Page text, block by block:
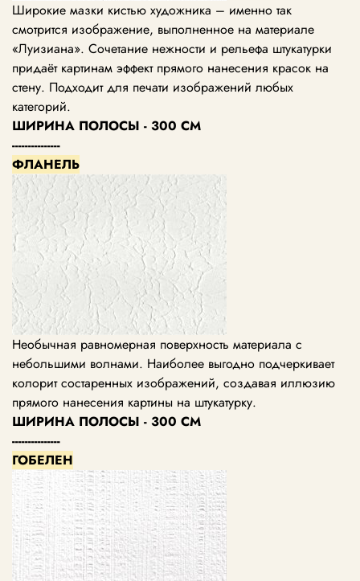
Широкие мазки кистью художника – именно так
смотрится изображение, выполненное на материале
«Луизиана». Сочетание нежности и рельефа штукатурки
придаёт картинам эффект прямого нанесения красок на
стену. Подходит для печати изображений любых
категорий.
ШИРИНА ПОЛОСЫ - 300 СМ
---------------
ФЛАНЕЛЬ
Необычная равномерная поверхность материала с
небольшими волнами. Наиболее выгодно подчеркивает
колорит состаренных изображений, создавая иллюзию
прямого нанесения картины на штукатурку.
ШИРИНА ПОЛОСЫ - 300 СМ
---------------
ГОБЕЛЕН